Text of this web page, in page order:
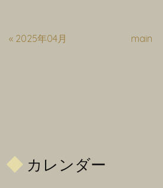
« 2025年04月 main
カレンダー